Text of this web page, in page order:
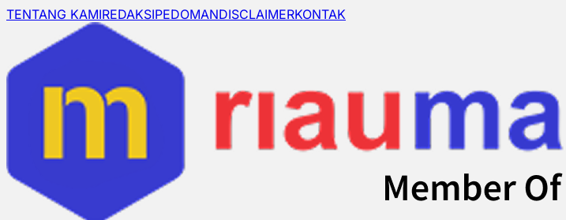
TENTANG KAMIREDAKSIPEDOMANDISCLAIMERKONTAK